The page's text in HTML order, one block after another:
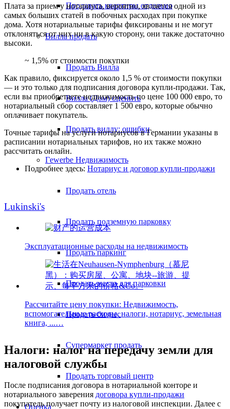
Продавать квартиры отдельно
Виллапродать
Продать Вилла
Вилла (Дом) оценить
Продать виллу: ошибки
Гewerbe Недвижимость
Продать отель
Продать подземную парковку
Продать паркинг
Продать место для парковки
Продать бизнес
Супермаркет продать
Продать торговый центр
Оценка
Плата за прием у нотариуса, вероятно, является одной из
самых больших статей в побочных расходах при покупке
дома. Хотя нотариальные тарифы фиксированы и не могут
отклоняться от них ни в какую сторону, они также достаточно
высоки.
~ 1,5% от стоимости покупки
Как правило, фиксируется около 1,5 % от стоимости покупки
— и это только для подписания договора купли-продажи. Так,
если вы приобретаете недвижимость по цене 100 000 евро, то
нотариальный сбор составляет 1 500 евро, которые обычно
оплачивает покупатель.
Точные тарифы на услуги нотариусов в Германии указаны в
расписании нотариальных тарифов, но их также можно
рассчитать онлайн.
Подробнее здесь: Нотариус и договор купли-продажи
Lukinski's
Эксплуатационные расходы на недвижимость
Рассчитайте цену покупки: Недвижимость,
вспомогательные расходы, налоги, нотариус, земельная
книга, ...…
Налоги: налог на передачу земли для
налоговой службы
После подписания договора в нотариальной конторе и
нотариального заверения договора купли-продажи
покупатель получает почту из налоговой инспекции. Далее с